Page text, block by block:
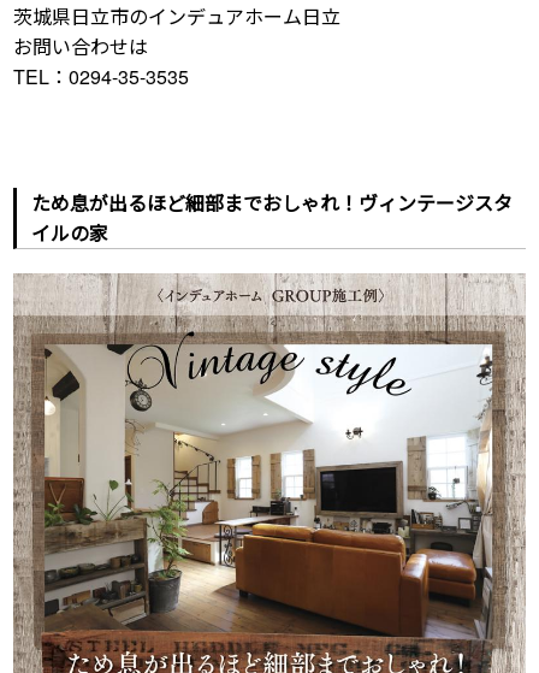
茨城県日立市のインデュアホーム日立
お問い合わせは
TEL：0294-35-3535
ため息が出るほど細部までおしゃれ！ヴィンテージスタ
イルの家